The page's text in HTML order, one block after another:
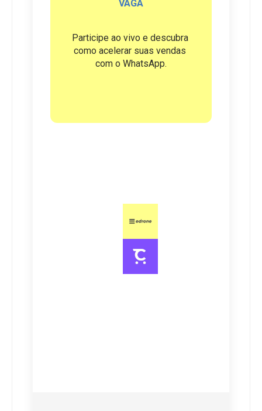
VAGA
Participe ao vivo e descubra
como acelerar suas vendas
com o WhatsApp.